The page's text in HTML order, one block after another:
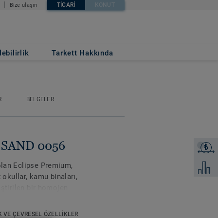
Bize ulaşın TICARI KONUT
Tarkett Hakkında
₺
Fiyat
BELGELER
0056
Eclipse Premium,
kamu binaları,
sunar. Classic, açık
VE ÇEVRESEL ÖZELLIKLER